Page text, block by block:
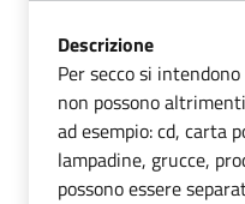
Descrizione
Per secco si
non possono
ad esempio: cd, carta
lampadine, grucce,
possono essere